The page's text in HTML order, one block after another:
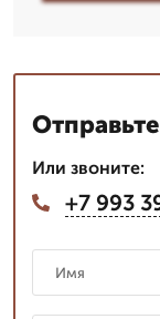
Или звоните:
+7 993